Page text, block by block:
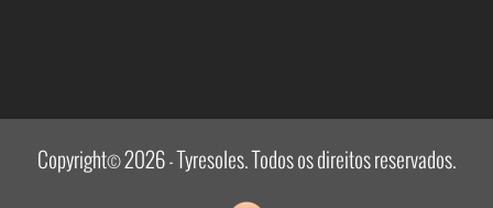
Copyright© 2026 - Tyresoles. Todos os direitos reservados.